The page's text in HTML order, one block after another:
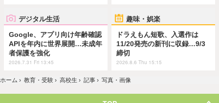
デジタル生活
Google、アプリ向け年齢確認
APIを年内に世界展開…未成年
者保護を強化
2026.7.31 Fri 13:45
趣味・娯楽
ドラえもん短歌、入選作は
11/20発売の新刊に収録…9/3
締切
2026.8.6 Thu 15:15
ホーム › 教育・受験 › 高校生 › 記事 › 写真・画像